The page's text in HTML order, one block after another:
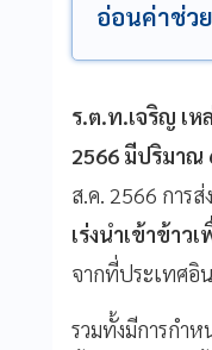
อ่อนค่าช่ว
ร.ต.ท.เจริญ เ
2566 มีปริมาณ
ส.ค. 2566 การ
เร่งนำเข้าข้าว
จากที่ประเทศอิ
รวมทั้งมีการกำห